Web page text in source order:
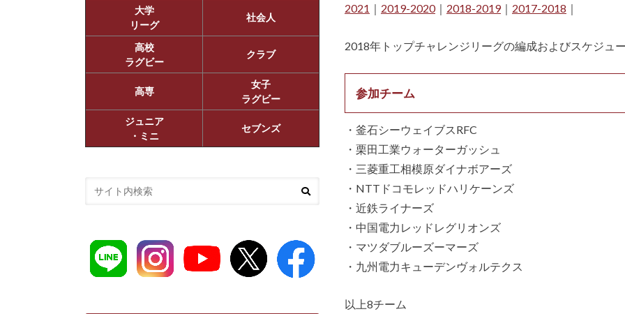
2021 ｜ 2019-2020｜ 2018-2019｜ 2017-2018 ｜
2018年トップチャレンジリーグの編成およびスケジュ
参加チーム
・釜石シーウェイブスRFC
・栗田工業ウォーターガッシュ
・三菱重工相模原ダイナボアーズ
・NTTドコモレッドハリケーンズ
・近鉄ライナーズ
・中国電力レッドレグリオンズ
・マツダブルーズーマーズ
・九州電力キューデンヴォルテクス
以上8チーム
大学
リーグ
社会人
高校
ラグビー
クラブ
高専
女子
ラグビー
ジュニア
・ミニ
セブンズ